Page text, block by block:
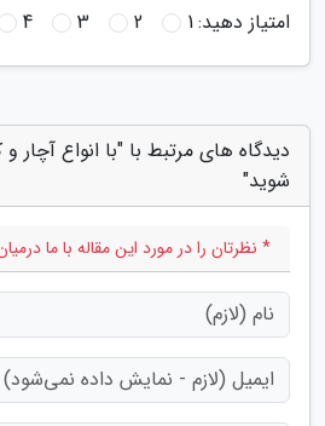
امتیاز دهید:1
2
3
4
دیدگاه های مرتبط با "با انواع آچار و
شوید"
* نظرتان را در مورد این مقاله با ما